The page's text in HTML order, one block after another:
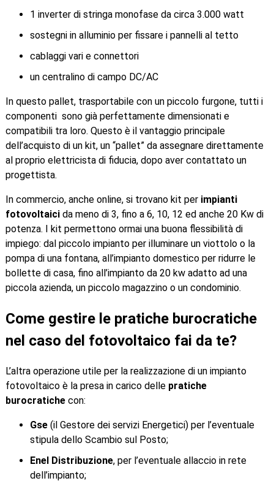
1 inverter di stringa monofase da circa 3.000 watt
sostegni in alluminio per fissare i pannelli al tetto
cablaggi vari e connettori
un centralino di campo DC/AC
In questo pallet, trasportabile con un piccolo furgone, tutti i
componenti sono già perfettamente dimensionati e
compatibili tra loro. Questo è il vantaggio principale
dell’acquisto di un kit, un “pallet” da assegnare direttamente
al proprio elettricista di fiducia, dopo aver contattato un
progettista.
In commercio, anche online, si trovano kit per impianti
fotovoltaicida meno di 3, fino a 6, 10, 12 ed anche 20 Kw di
potenza. I kit permettono ormai una buona flessibilità di
impiego: dal piccolo impianto per illuminare un viottolo o la
pompa di una fontana, all’impianto domestico per ridurre le
bollette di casa, fino all’impianto da 20 kw adatto ad una
piccola azienda, un piccolo magazzino o un condominio.
Come gestire le pratiche burocratiche
nel caso del fotovoltaico fai da te?
L’altra operazione utile per la realizzazione di un impianto
fotovoltaico è la presa in carico delle pratiche
burocratichecon:
Gse(il Gestore dei servizi Energetici) per l’eventuale
stipula dello Scambio sul Posto;
Enel Distribuzione, per l’eventuale allaccio in rete
dell’impianto;